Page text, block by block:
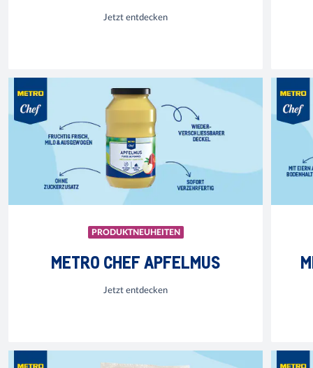
Jetzt entdecken
PRODUKTNEUHEITEN
METRO CHEF APFELMUS
Jetzt entdecken